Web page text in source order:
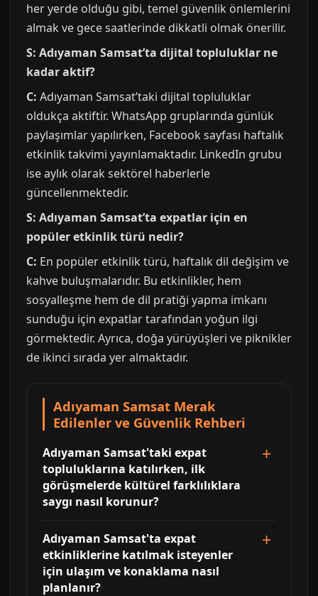
her yerde olduğu gibi, temel güvenlik önlemlerini
almak ve gece saatlerinde dikkatli olmak önerilir.
S: Adıyaman Samsat’ta dijital topluluklar ne
kadar aktif?
C: Adıyaman Samsat’taki dijital topluluklar
oldukça aktiftir. WhatsApp gruplarında günlük
paylaşımlar yapılırken, Facebook sayfası haftalık
etkinlik takvimi yayınlamaktadır. LinkedIn grubu
ise aylık olarak sektörel haberlerle
güncellenmektedir.
S: Adıyaman Samsat’ta expatlar için en
popüler etkinlik türü nedir?
C: En popüler etkinlik türü, haftalık dil değişim ve
kahve buluşmalarıdır. Bu etkinlikler, hem
sosyalleşme hem de dil pratiği yapma imkanı
sunduğu için expatlar tarafından yoğun ilgi
görmektedir. Ayrıca, doğa yürüyüşleri ve piknikler
de ikinci sırada yer almaktadır.
Adıyaman Samsat Merak
Edilenler ve Güvenlik Rehberi
Adıyaman Samsat'taki expat
topluluklarına katılırken, ilk
görüşmelerde kültürel farklılıklara
saygı nasıl korunur?
Adıyaman Samsat'ta expat
etkinliklerine katılmak isteyenler
için ulaşım ve konaklama nasıl
planlanır?